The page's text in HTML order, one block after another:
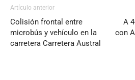
Artículo anterior
Colisión frontal entre
microbús y vehículo en la
carretera Carretera Austral
A
con